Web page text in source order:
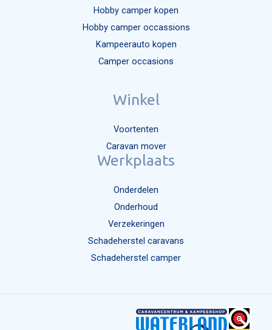
Hobby camper kopen
Hobby camper occassions
Kampeerauto kopen
Camper occasions
Winkel
Voortenten
Caravan mover
Werkplaats
Onderdelen
Onderhoud
Verzekeringen
Schadeherstel caravans
Schadeherstel camper